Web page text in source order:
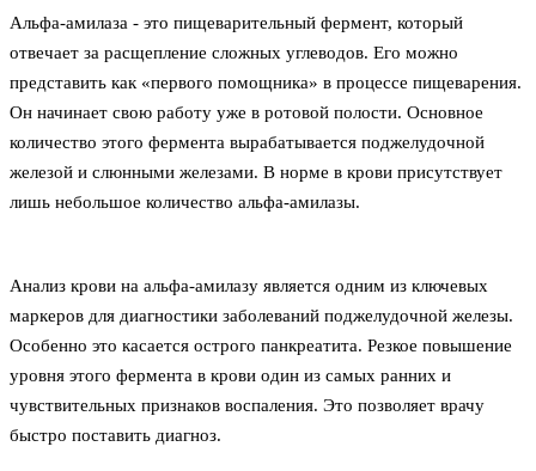
Альфа-амилаза - это пищеварительный фермент, который
отвечает за расщепление сложных углеводов. Его можно
представить как «первого помощника» в процессе пищеварения.
Он начинает свою работу уже в ротовой полости. Основное
количество этого фермента вырабатывается поджелудочной
железой и слюнными железами. В норме в крови присутствует
лишь небольшое количество альфа-амилазы.
Анализ крови на альфа-амилазу является одним из ключевых
маркеров для диагностики заболеваний поджелудочной железы.
Особенно это касается острого панкреатита. Резкое повышение
уровня этого фермента в крови один из самых ранних и
чувствительных признаков воспаления. Это позволяет врачу
быстро поставить диагноз.